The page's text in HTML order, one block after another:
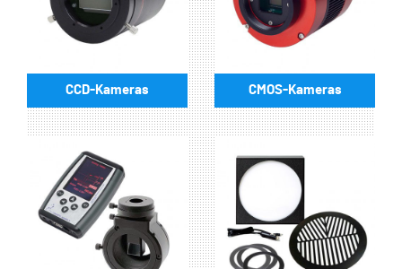
CCD-Kameras CMOS-Kameras